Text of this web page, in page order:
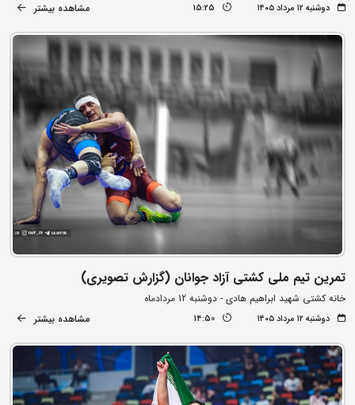
دوشنبه ۱۲ مرداد ۱۴۰۵ 15:25 مشاهده بیشتر
تمرین تیم ملی کشتی آزاد جوانان (گزارش تصویری)
خانه کشتی شهید ابراهیم هادی - دوشنبه 12 مردادماه
دوشنبه ۱۲ مرداد ۱۴۰۵ 14:50 مشاهده بیشتر